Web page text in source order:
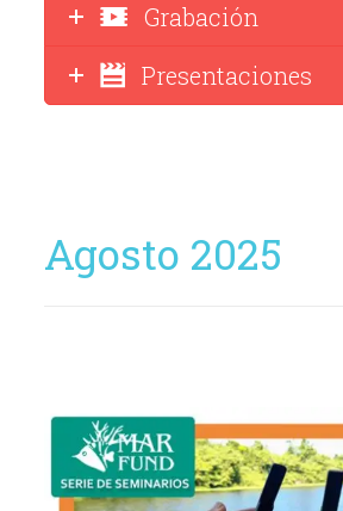
Grabación
Presentaciones
Agosto 2025